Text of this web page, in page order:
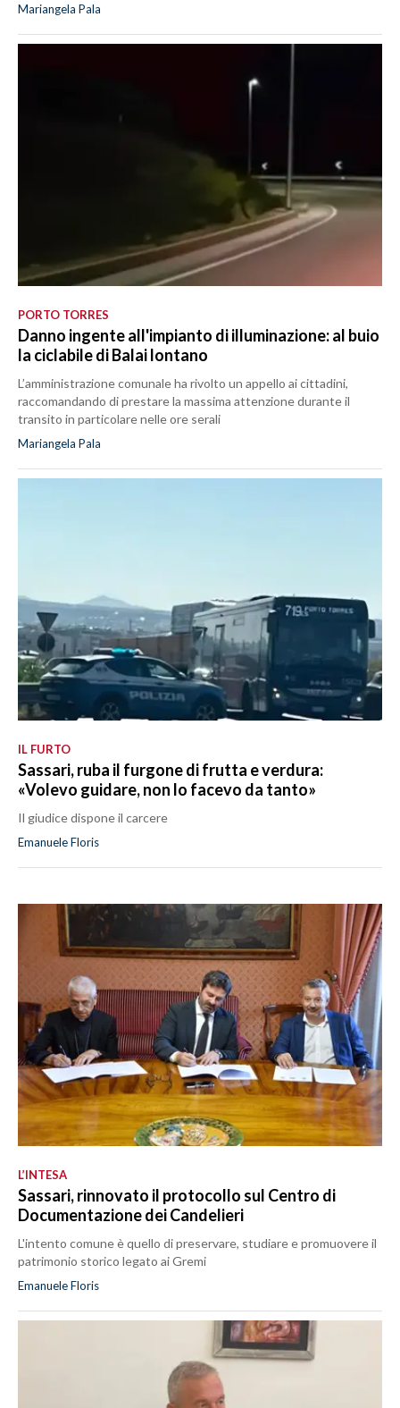
Mariangela Pala
PORTO TORRES
Danno ingente all'impianto di illuminazione: al buio
la ciclabile di Balai lontano
L’amministrazione comunale ha rivolto un appello ai cittadini,
raccomandando di prestare la massima attenzione durante il
transito in particolare nelle ore serali
Mariangela Pala
IL FURTO
Sassari, ruba il furgone di frutta e verdura:
«Volevo guidare, non lo facevo da tanto»
Il giudice dispone il carcere
Emanuele Floris
L’INTESA
Sassari, rinnovato il protocollo sul Centro di
Documentazione dei Candelieri
L'intento comune è quello di preservare, studiare e promuovere il
patrimonio storico legato ai Gremi
Emanuele Floris